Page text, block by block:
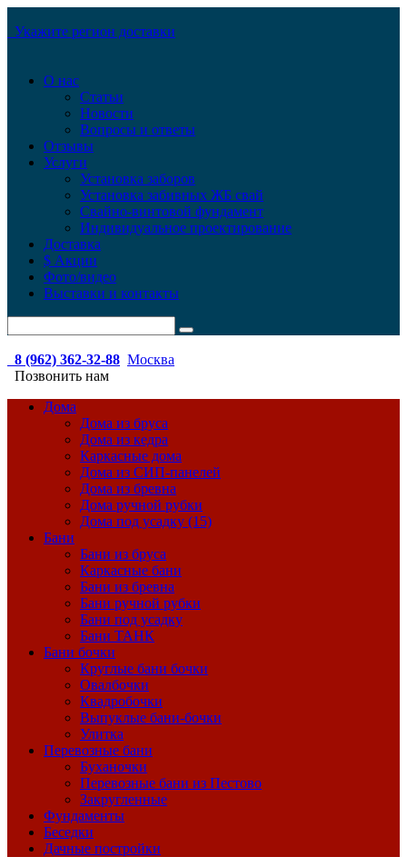
Укажите регион доставки
О нас
Статьи
Новости
Вопросы и ответы
Отзывы
Услуги
Установка заборов
Установка забивных ЖБ свай
Свайно-винтовой фундамент
Индивидуальное проектирование
Доставка
$ Акции
Фото/видео
Выставки и контакты
8 (962) 362-32-88 Москва
Позвонить нам
Дома
Дома из бруса
Дома из кедра
Каркасные дома
Дома из СИП-панелей
Дома из бревна
Дома ручной рубки
Дома под усадку (15)
Бани
Бани из бруса
Каркасные бани
Бани из бревна
Бани ручной рубки
Бани под усадку
Бани ТАНК
Бани бочки
Круглые бани бочки
Овалбочки
Квадробочки
Выпуклые бани-бочки
Улитка
Перевозные бани
Буханочки
Перевозные бани из Пестово
Закругленные
Фундаменты
Беседки
Дачные постройки